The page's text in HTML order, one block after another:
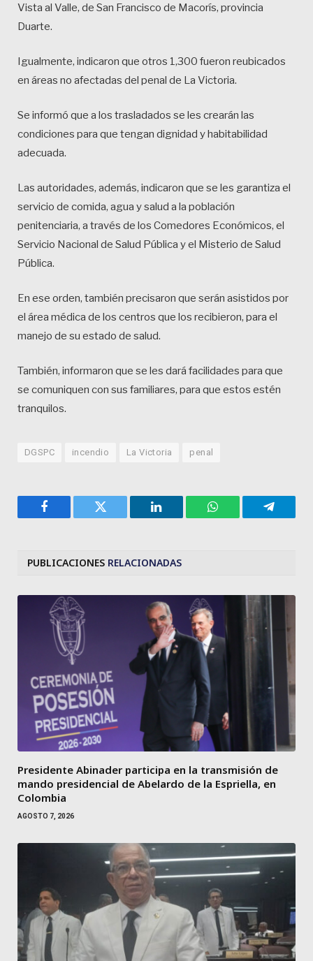
Vista al Valle, de San Francisco de Macorís, provincia
Duarte.
Igualmente, indicaron que otros 1,300 fueron reubicados
en áreas no afectadas del penal de La Victoria.
Se informó que a los trasladados se les crearán las
condiciones para que tengan dignidad y habitabilidad
adecuada.
Las autoridades, además, indicaron que se les garantiza el
servicio de comida, agua y salud a la población
penitenciaria, a través de los Comedores Económicos, el
Servicio Nacional de Salud Pública y el Misterio de Salud
Pública.
En ese orden, también precisaron que serán asistidos por
el área médica de los centros que los recibieron, para el
manejo de su estado de salud.
También, informaron que se les dará facilidades para que
se comuniquen con sus familiares, para que estos estén
tranquilos.
DGSPC incendio La Victoria penal
Facebook Twitter LinkedIn WhatsApp
PUBLICACIONES RELACIONADAS
Presidente Abinader participa en la transmisión de
mando presidencial de Abelardo de la Espriella, en
Colombia
AGOSTO 7, 2026